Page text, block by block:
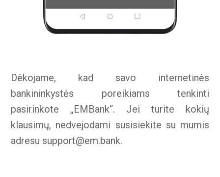
Dėkojame, kad savo internetinės
bankininkystės poreikiams tenkinti
pasirinkote „EMBank“. Jei turite kokių
klausimų, nedvejodami susisiekite su mumis
adresu support@em.bank.